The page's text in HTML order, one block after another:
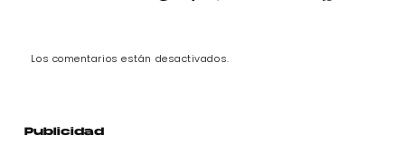
Los comentarios están desactivados.
Publicidad